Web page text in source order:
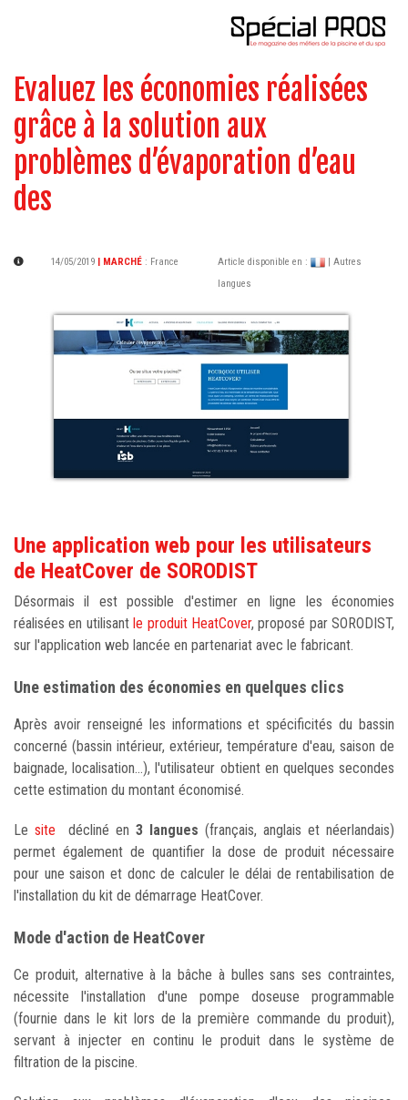
Evaluez les économies réalisées
grâce à la solution aux
problèmes d’évaporation d’eau
des
14/05/2019 | MARCHÉ : France Article disponible en :
| Autres
langues
Une application web pour les utilisateurs
de HeatCover de SORODIST
Désormais il est possible d'estimer en ligne les économies
réalisées en utilisantle produit HeatCover, proposé par SORODIST,
sur l'application web lancée en partenariat avec le fabricant.
Une estimation des économies en quelques clics
Après avoir renseigné les informations et spécificités du bassin
concerné (bassin intérieur, extérieur, température d'eau, saison de
baignade, localisation...), l'utilisateur obtient en quelques secondes
cette estimation du montant économisé.
Le site décliné en 3 langues (français, anglais et néerlandais)
permet également de quantifier la dose de produit nécessaire
pour une saison et donc de calculer le délai de rentabilisation de
l'installation du kit de démarrage HeatCover.
Mode d'action de HeatCover
Ce produit, alternative à la bâche à bulles sans ses contraintes,
nécessite l'installation d'une pompe doseuse programmable
(fournie dans le kit lors de la première commande du produit),
servant à injecter en continu le produit dans le système de
filtration de la piscine.